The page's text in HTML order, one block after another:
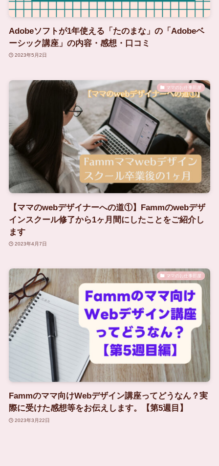
Adobeソフトが1年使える「たのまな」の「Adobeベ
ーシック講座」の内容・感想・口コミ
2023年5月2日
ママのお仕事部屋
【ママのwebデザイナーへの道①】Fammのwebデザ
インスクール修了から1ヶ月間にしたことをご紹介し
ます
2023年4月7日
ママのお仕事部屋
Fammのママ向けWebデザイン講座ってどうなん？実
際に受けた感想等をお伝えします。【第5週目】
2023年3月22日